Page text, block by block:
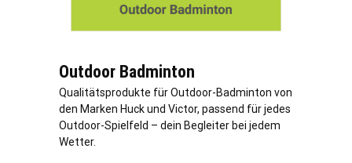
Outdoor Badminton
Qualitätsprodukte für Outdoor-Badminton von
den Marken Huck und Victor, passend für jedes
Outdoor-Spielfeld – dein Begleiter bei jedem
Wetter.